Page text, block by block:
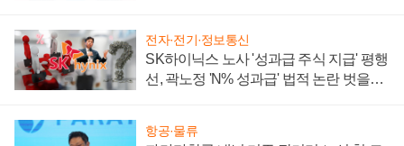
전자·전기·정보통신
SK하이닉스 노사 '성과급 주식 지급' 평행
선, 곽노정 'N% 성과급' 법적 논란 벗을지
항공·물류